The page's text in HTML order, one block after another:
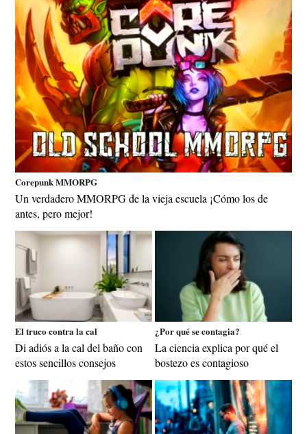
Corepunk MMORPG
Un verdadero MMORPG de la vieja escuela ¡Cómo los de
antes, pero mejor!
El truco contra la cal
Di adiós a la cal del baño con
estos sencillos consejos
¿Por qué se contagia?
La ciencia explica por qué el
bostezo es contagioso